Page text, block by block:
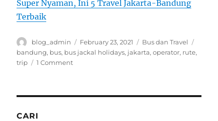
Super Nyaman, Ini 5 Travel Jakarta-Bandung
Terbaik
Author
blog_admin
Posted
on
February 23, 2021 Categories
Bus dan Travel
bandung, bus, bus jackal holidays, jakarta,operator, rute,
trip
1 Commenton
CARI